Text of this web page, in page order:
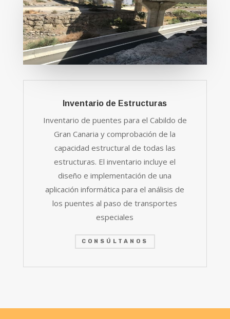
Inventario de Estructuras
Inventario de puentes para el Cabildo de
Gran Canaria y comprobación de la
capacidad estructural de todas las
estructuras. El inventario incluye el
diseño e implementación de una
aplicación informática para el análisis de
los puentes al paso de transportes
especiales
CONSÚLTANOS